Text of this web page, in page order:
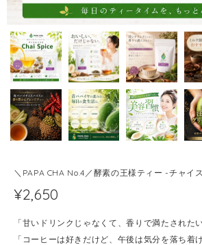
＼PAPA CHA No.4／酵素の王様ティー -チャイ
¥2,650
「甘いドリンクじゃなくて、香りで満たされたい
「コーヒーは好きだけど、午後は気分を落ち着